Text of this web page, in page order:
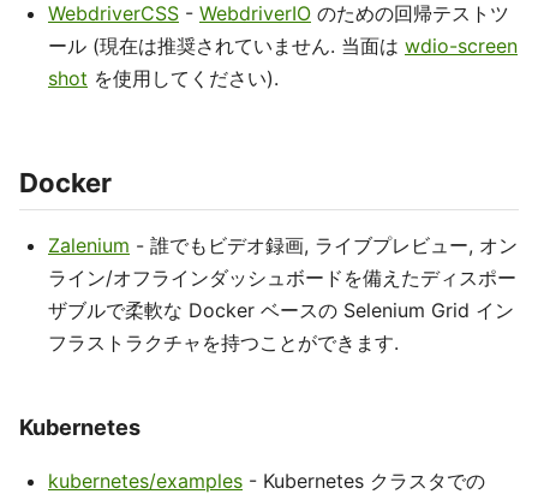
WebdriverCSS - WebdriverIO のための回帰テストツ
ール (現在は推奨されていません. 当面は wdio-screen
shot を使用してください).
Docker
Zalenium - 誰でもビデオ録画, ライブプレビュー, オン
ライン/オフラインダッシュボードを備えたディスポー
ザブルで柔軟な Docker ベースの Selenium Grid イン
フラストラクチャを持つことができます.
Kubernetes
kubernetes/examples - Kubernetes クラスタでの